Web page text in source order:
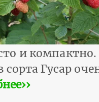
и
Гусар